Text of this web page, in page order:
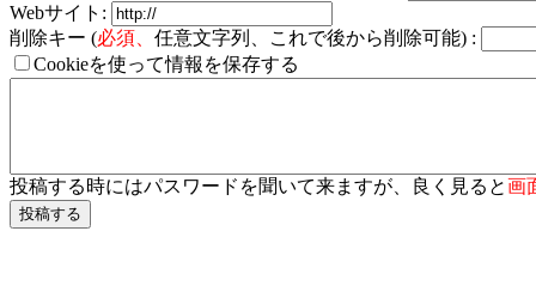
Webサイト:
削除キー (必須、 任意文字列、これで後から削除可能) :
Cookieを使って情報を保存する
投稿する時にはパスワードを聞いて来ますが、良く見ると画